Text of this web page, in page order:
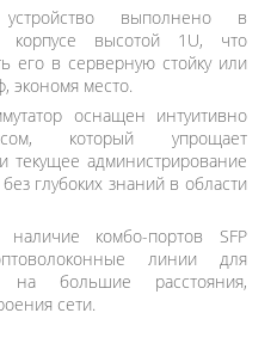
выполнено в
корпусе высотой 1U, что
его в серверную стойку или
экономя место.
оснащен интуитивно
который упрощает
текущее администрирование
глубоких знаний в области
наличие комбо-портов SFP
линии для
на большие расстояния,
сети.